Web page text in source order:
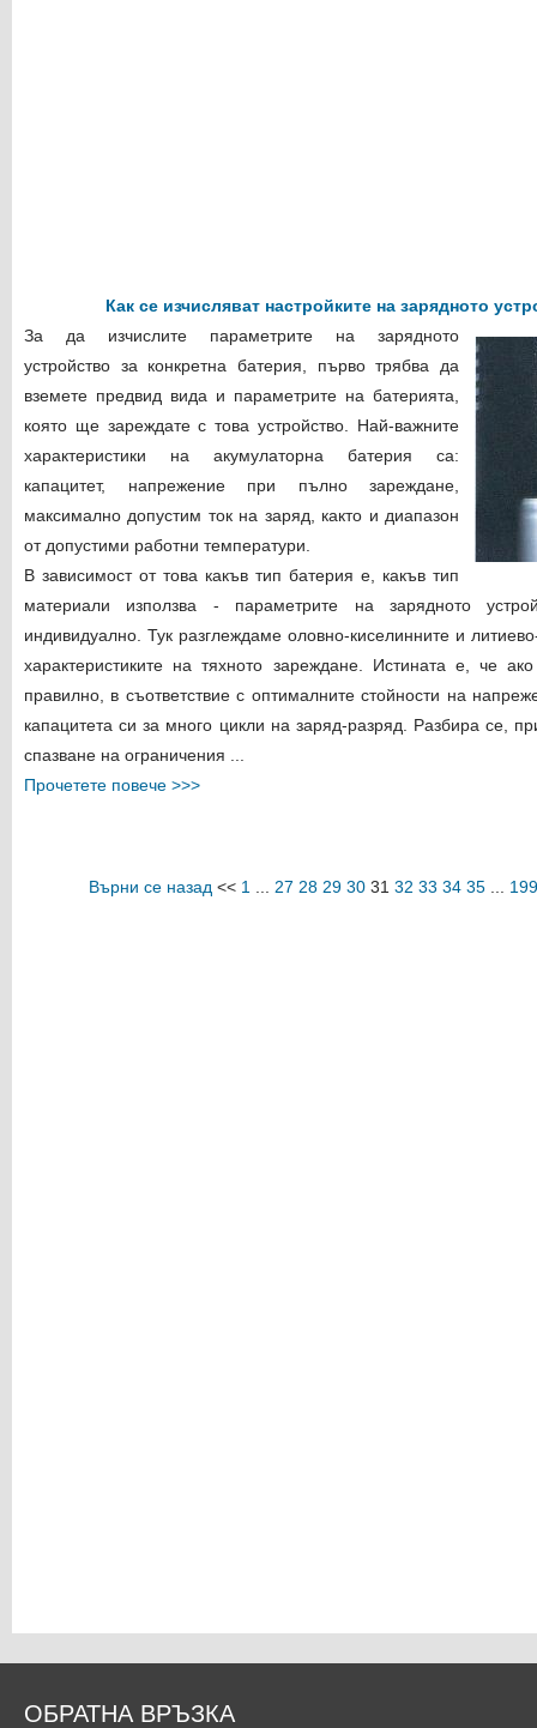
Как се изчисляват настройките на зарядното
За да изчислите параметрите на зарядното
устройство за конкретна батерия, първо трябва да
вземете предвид вида и параметрите на батерията,
която ще зареждате с това устройство. Най-важните
характеристики на акумулаторна батерия са:
капацитет, напрежение при пълно зареждане,
максимално допустим ток на заряд, както и диапазон
от допустими работни температури.
В зависимост от това какъв тип батерия е, какъв тип
материали използва - параметрите на зарядното
индивидуално. Тук разглеждаме оловно-киселинните и
характеристиките на тяхното зареждане. Истината е, че
правилно, в съответствие с оптималните стойности на
капацитета си за много цикли на заряд-разряд. Разбира се,
спазване на ограничения ...
Прочетете повече >>>
Върни се назад << 1 27 28 29 30 31 32 33 34 35 199
ОБРАТНА ВРЪЗКА